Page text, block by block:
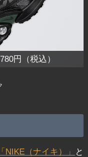
円（税込）
「NIKE（ナイキ）」
と